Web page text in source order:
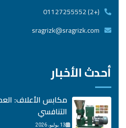
(+2) 01127255552
sragrizk@sragrizk.com
أحدث الأخبار
مكابس الأعلاف:
التنافسي
13 يوليو، 2026